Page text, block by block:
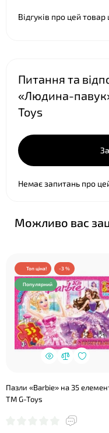
Відгуків про цей
Питання та
«Людина-
Toys
Немає запитань про
Можливо вас
Топ ціна! -3 %
Популярний
Пазли «Barbie» на 35
ТМ G-Toys